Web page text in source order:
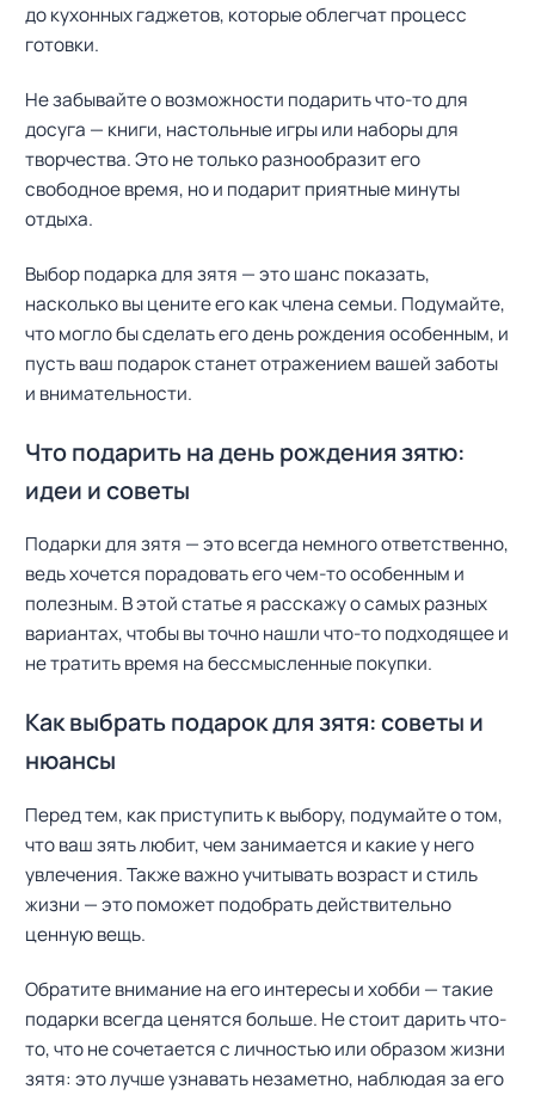
до кухонных гаджетов, которые облегчат процесс
готовки.
Не забывайте о возможности подарить что-то для
досуга — книги, настольные игры или наборы для
творчества. Это не только разнообразит его
свободное время, но и подарит приятные минуты
отдыха.
Выбор подарка для зятя — это шанс показать,
насколько вы цените его как члена семьи. Подумайте,
что могло бы сделать его день рождения особенным, и
пусть ваш подарок станет отражением вашей заботы
и внимательности.
Что подарить на день рождения зятю:
идеи и советы
Подарки для зятя — это всегда немного ответственно,
ведь хочется порадовать его чем-то особенным и
полезным. В этой статье я расскажу о самых разных
вариантах, чтобы вы точно нашли что-то подходящее и
не тратить время на бессмысленные покупки.
Как выбрать подарок для зятя: советы и
нюансы
Перед тем, как приступить к выбору, подумайте о том,
что ваш зять любит, чем занимается и какие у него
увлечения. Также важно учитывать возраст и стиль
жизни — это поможет подобрать действительно
ценную вещь.
Обратите внимание на его интересы и хобби — такие
подарки всегда ценятся больше. Не стоит дарить что-
то, что не сочетается с личностью или образом жизни
зятя: это лучше узнавать незаметно, наблюдая за его